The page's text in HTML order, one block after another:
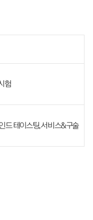
험
드 테이스팅, 서비스&구술